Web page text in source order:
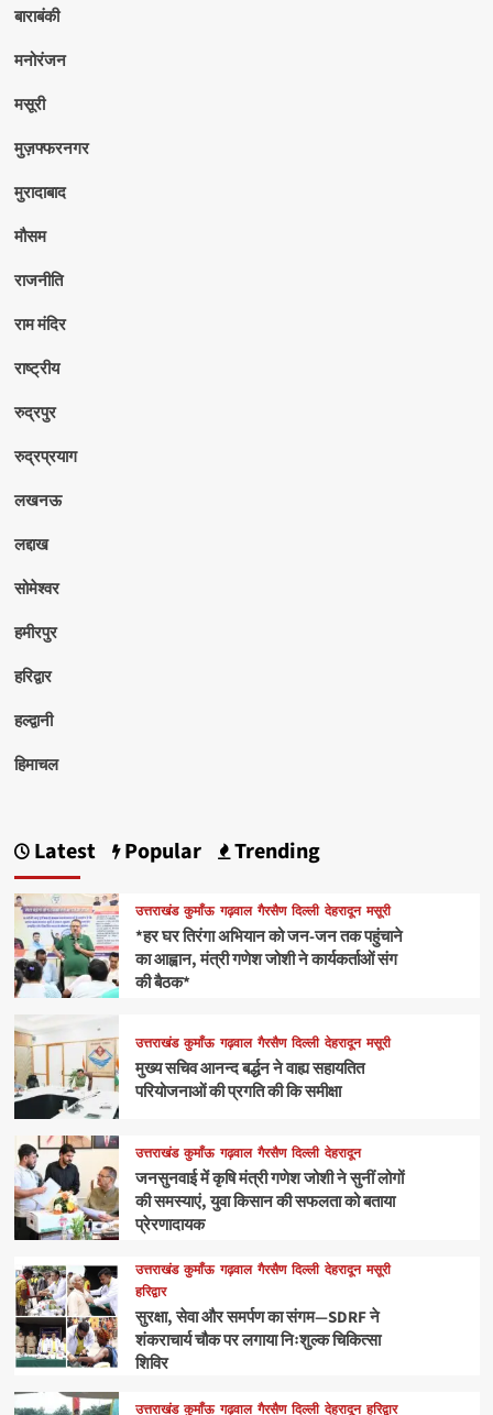
बाराबंकी
मनोरंजन
मसूरी
मुज़फ्फरनगर
मुरादाबाद
मौसम
राजनीति
राम मंदिर
राष्ट्रीय
रुद्रपुर
रुद्रप्रयाग
लखनऊ
लद्दाख
सोमेश्वर
हमीरपुर
हरिद्वार
हल्द्वानी
हिमाचल
Latest Popular Trending
उत्तराखंड कुमाँऊ गढ़वाल गैरसैण दिल्ली देहरादून मसूरी
*हर घर तिरंगा अभियान को जन-जन तक पहुंचाने
का आह्वान, मंत्री गणेश जोशी ने कार्यकर्ताओं संग
की बैठक*
उत्तराखंड कुमाँऊ गढ़वाल गैरसैण दिल्ली देहरादून मसूरी
मुख्य सचिव आनन्द बर्द्धन ने वाह्य सहायतित
परियोजनाओं की प्रगति की कि समीक्षा
उत्तराखंड कुमाँऊ गढ़वाल गैरसैण दिल्ली देहरादून
जनसुनवाई में कृषि मंत्री गणेश जोशी ने सुनीं लोगों
की समस्याएं, युवा किसान की सफलता को बताया
प्रेरणादायक
उत्तराखंड कुमाँऊ गढ़वाल गैरसैण दिल्ली देहरादून मसूरी
हरिद्वार
सुरक्षा, सेवा और समर्पण का संगम—SDRF ने
शंकराचार्य चौक पर लगाया निःशुल्क चिकित्सा
शिविर
उत्तराखंड कुमाँऊ गढ़वाल गैरसैण दिल्ली देहरादून हरिद्वार